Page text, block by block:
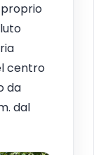
centro
da
dal